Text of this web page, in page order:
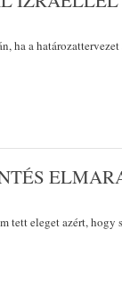
ha a
tett eleget azért,